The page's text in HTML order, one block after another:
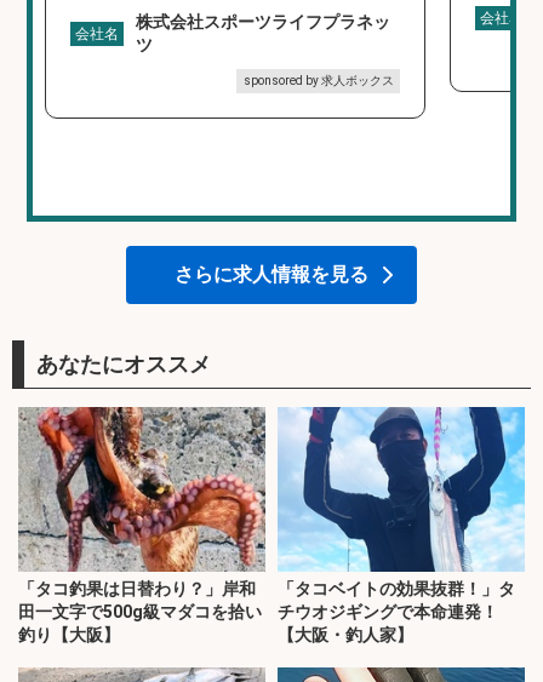
会社名
株式会社スポーツライフプラネッ
ツ
sponsored by 求人ボックス
会社名
さらに求人情報を見る
あなたにオススメ
「タコ釣果は日替わり？」岸和
田一文字で500g級マダコを拾い
釣り【大阪】
「タコベイトの効果抜群！」タ
チウオジギングで本命連発！
【大阪・釣人家】